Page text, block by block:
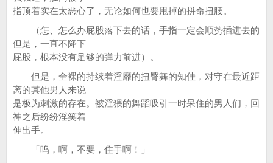
指顶着实在太恶心了，无论如何也要甩掉的拼命扭腰。
（怎、怎么办屁股落下去的话，手指一定会顺势插进去的
但是，一直不降下
屁股，根本没有足够的弹力前进）。
但是，全裸的持续着淫靡的扭臀舞的知佳，对守在最近距
离的其他男人来说
是极为刺激的存在。被淫猥的舞蹈吸引一时呆住的男人们，回
神之后纷纷淫笑着
伸出手。
「呜，啊，不要，住手啊！」